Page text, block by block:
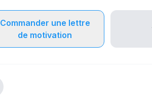
Commander une lettre
de motivation